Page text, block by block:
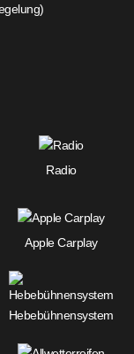
Radio
Apple Carplay
Hebebühnensystem